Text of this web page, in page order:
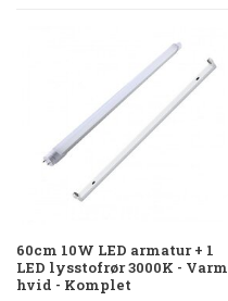
60cm 10W LED armatur + 1
LED lysstofrør 3000K - Varm
hvid - Komplet